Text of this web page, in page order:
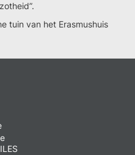
tuin van het Erasmushuis